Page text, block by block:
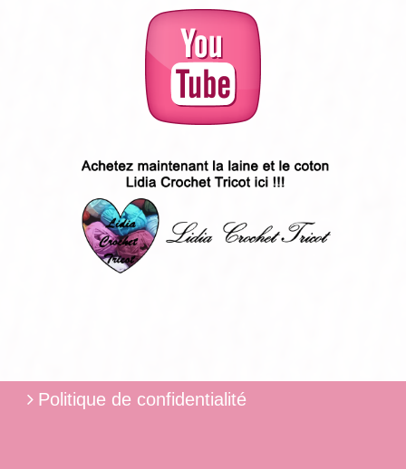
Politique de confidentialité